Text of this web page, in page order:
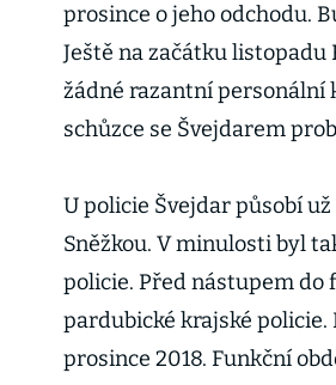
prosince o jeho odchodu.
Ještě na začátku listopadu
žádné razantní personální
schůzce se Švejdarem
U policie Švejdar působí
Sněžkou. V minulosti byl
policie. Před nástupem
pardubické krajské
prosince 2018. Funkční